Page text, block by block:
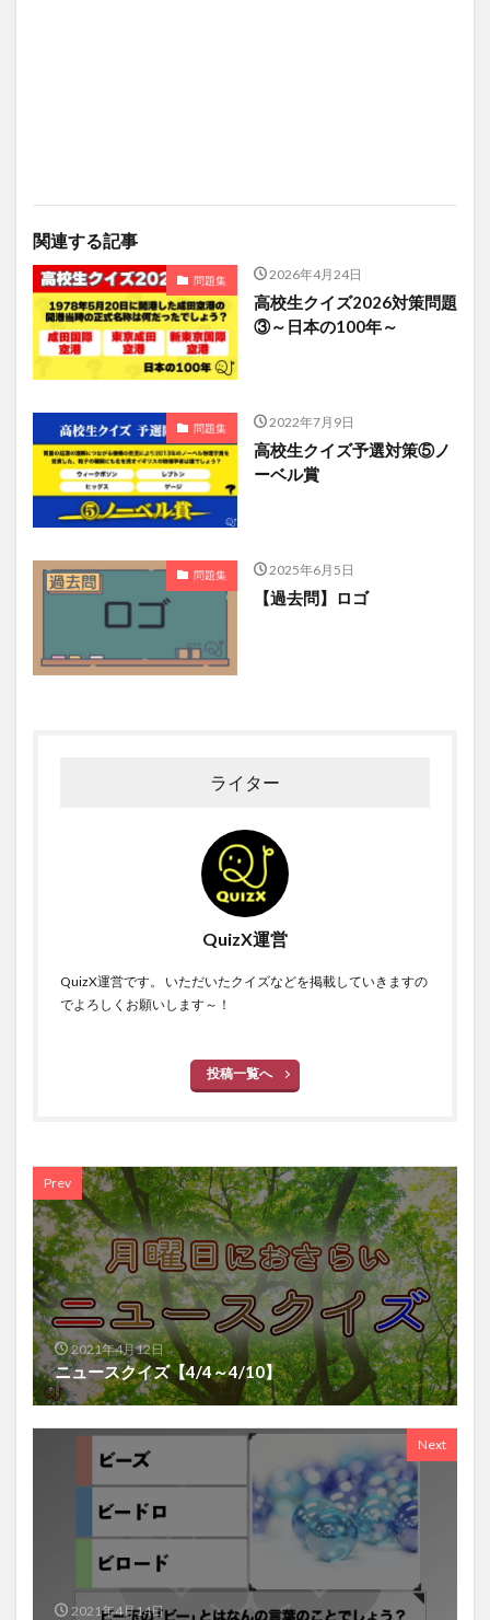
関連する記事
問題集 2026年4月24日
高校生クイズ2026対策問題
③～日本の100年～
問題集 2022年7月9日
高校生クイズ予選対策⑤ノ
ーベル賞
問題集 2025年6月5日
【過去問】ロゴ
ライター
QuizX運営
QuizX運営です。 いただいたクイズなどを掲載していきますの
でよろしくお願いします～！
投稿一覧へ
Prev
2021年4月12日
ニュースクイズ【4/4～4/10】
Next
2021年4月14日